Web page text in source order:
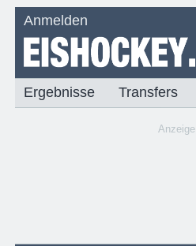
Anmelden
Ergebnisse Transfers
Anzeige